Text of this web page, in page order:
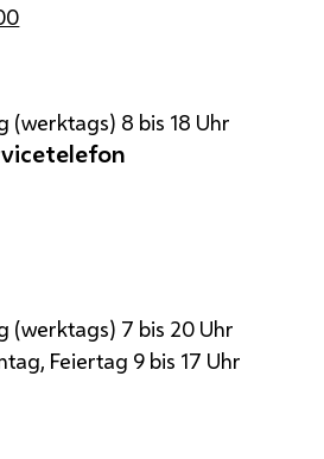
(werktags) 8 bis 18 Uhr
(werktags) 7 bis 20 Uhr
Feiertag 9 bis 17 Uhr